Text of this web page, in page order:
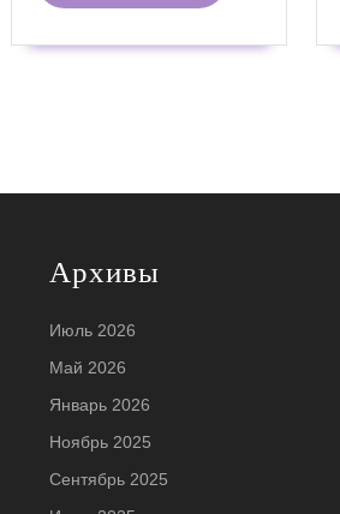
Архивы
Июль 2026
Май 2026
Январь 2026
Ноябрь 2025
Сентябрь 2025